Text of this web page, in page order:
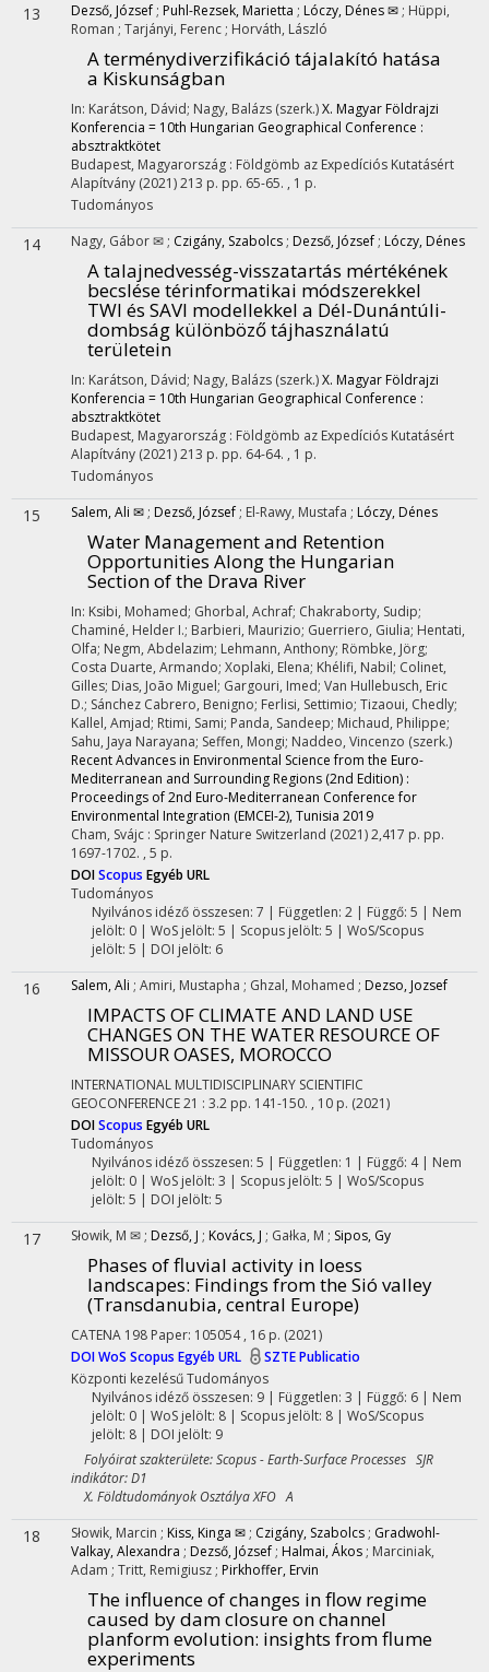
13 Dezső, József ; Puhl-Rezsek, Marietta ; Lóczy, Dénes ✉ ; Hüppi,
Roman ; Tarjányi, Ferenc ; Horváth, László
A terménydiverzifikáció tájalakító hatása
a Kiskunságban
In: Karátson, Dávid; Nagy, Balázs (szerk.)X. Magyar Földrajzi
Konferencia = 10th Hungarian Geographical Conference :
absztraktkötet
Budapest, Magyarország : Földgömb az Expedíciós Kutatásért
Alapítvány (2021)213 p. pp. 65-65. , 1 p.
Tudományos
14 Nagy, Gábor ✉ ; Czigány, Szabolcs ; Dezső, József ; Lóczy, Dénes
A talajnedvesség-visszatartás mértékének
becslése térinformatikai módszerekkel
TWI és SAVI modellekkel a Dél-Dunántúli-
dombság különböző tájhasználatú
területein
In: Karátson, Dávid; Nagy, Balázs (szerk.)X. Magyar Földrajzi
Konferencia = 10th Hungarian Geographical Conference :
absztraktkötet
Budapest, Magyarország : Földgömb az Expedíciós Kutatásért
Alapítvány (2021)213 p. pp. 64-64. , 1 p.
Tudományos
15 Salem, Ali ✉ ; Dezső, József ; El-Rawy, Mustafa ; Lóczy, Dénes
Water Management and Retention
Opportunities Along the Hungarian
Section of the Drava River
In: Ksibi, Mohamed; Ghorbal, Achraf; Chakraborty, Sudip;
Chaminé, Helder I.; Barbieri, Maurizio; Guerriero, Giulia; Hentati,
Olfa; Negm, Abdelazim; Lehmann, Anthony; Römbke, Jörg;
Costa Duarte, Armando; Xoplaki, Elena; Khélifi, Nabil; Colinet,
Gilles; Dias, João Miguel; Gargouri, Imed; Van Hullebusch, Eric
D.; Sánchez Cabrero, Benigno; Ferlisi, Settimio; Tizaoui, Chedly;
Kallel, Amjad; Rtimi, Sami; Panda, Sandeep; Michaud, Philippe;
Sahu, Jaya Narayana; Seffen, Mongi; Naddeo, Vincenzo (szerk.)
Recent Advances in Environmental Science from the Euro-
Mediterranean and Surrounding Regions (2nd Edition) :
Proceedings of 2nd Euro-Mediterranean Conference for
Environmental Integration (EMCEI-2), Tunisia 2019
Cham, Svájc : Springer Nature Switzerland (2021)2,417 p. pp.
1697-1702. , 5 p.
DOIScopus Egyéb URL
Tudományos
Nyilvános idéző összesen: 7 | Független: 2 | Függő: 5 | Nem
jelölt: 0 | WoS jelölt: 5 | Scopus jelölt: 5 | WoS/Scopus
jelölt: 5 | DOI jelölt: 6
16 Salem, Ali ; Amiri, Mustapha ; Ghzal, Mohamed ; Dezso, Jozsef
IMPACTS OF CLIMATE AND LAND USE
CHANGES ON THE WATER RESOURCE OF
MISSOUR OASES, MOROCCO
INTERNATIONAL MULTIDISCIPLINARY SCIENTIFIC
GEOCONFERENCE21 : 3.2 pp. 141-150. , 10 p. (2021)
DOIScopus Egyéb URL
Tudományos
Nyilvános idéző összesen: 5 | Független: 1 | Függő: 4 | Nem
jelölt: 0 | WoS jelölt: 3 | Scopus jelölt: 5 | WoS/Scopus
jelölt: 5 | DOI jelölt: 5
17 Słowik, M ✉ ; Dezső, J ; Kovács, J ; Gałka, M ; Sipos, Gy
Phases of fluvial activity in loess
landscapes: Findings from the Sió valley
(Transdanubia, central Europe)
CATENA 198 Paper: 105054 , 16 p. (2021)
DOIWoS Scopus Egyéb URL
SZTE Publicatio
Központi kezelésűTudományos
Nyilvános idéző összesen: 9| Független: 3 | Függő: 6 | Nem
jelölt: 0 | WoS jelölt: 8 | Scopus jelölt: 8 | WoS/Scopus
jelölt: 8 | DOI jelölt: 9
Folyóirat szakterülete: Scopus - Earth-Surface Processes SJR
indikátor: D1
X. Földtudományok Osztálya XFO A
18 Słowik, Marcin ; Kiss, Kinga ✉ ; Czigány, Szabolcs ; Gradwohl-
Valkay, Alexandra ; Dezső, József ; Halmai, Ákos ; Marciniak,
Adam ; Tritt, Remigiusz ; Pirkhoffer, Ervin
The influence of changes in flow regime
caused by dam closure on channel
planform evolution: insights from flume
experiments